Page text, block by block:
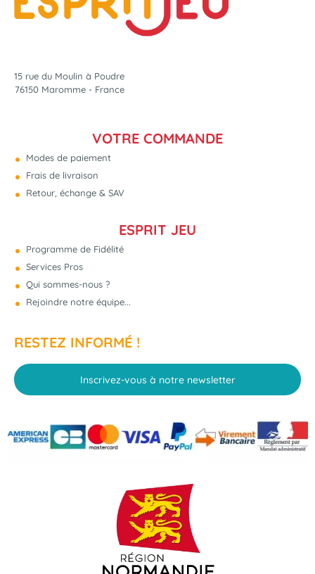
15 rue du Moulin à Poudre
76150 Maromme - France
VOTRE COMMANDE
Modes de paiement
Frais de livraison
Retour, échange & SAV
ESPRIT JEU
Programme de Fidélité
Services Pros
Qui sommes-nous ?
Rejoindre notre équipe...
RESTEZ INFORMÉ !
Inscrivez-vous à notre newsletter